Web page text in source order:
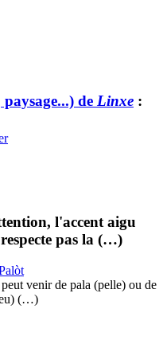
de Linxe :
l'accent aigu
pas la (…)
venir de pala (pelle) ou de
(…)